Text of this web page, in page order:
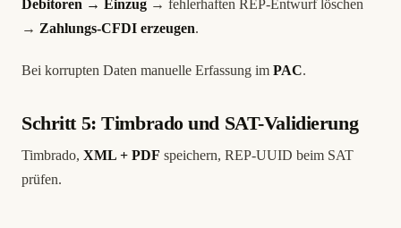
Debitoren → Einzug → fehlerhaften REP-Entwurf löschen
→ Zahlungs-CFDI erzeugen.
Bei korrupten Daten manuelle Erfassung im PAC.
Schritt 5: Timbrado und SAT-Validierung
Timbrado, XML + PDF speichern, REP-UUID beim SAT
prüfen.